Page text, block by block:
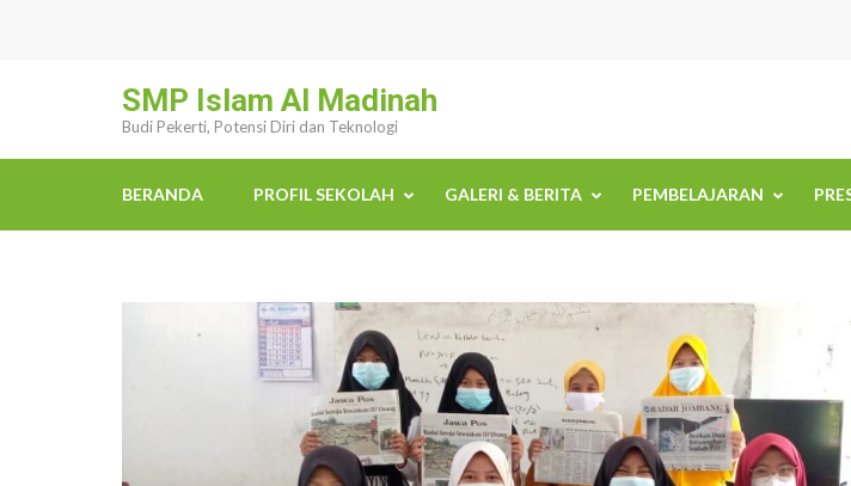
SMP Islam Al Madinah
Budi Pekerti, Potensi Diri dan Teknologi
BERANDA PROFIL SEKOLAH GALERI & BERITA PEMBELAJARAN